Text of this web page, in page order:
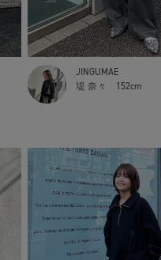
JINGUMAE
堤 奈々
152cm